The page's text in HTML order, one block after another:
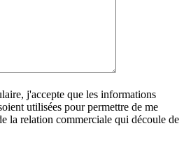
j'accepte que les informations
utilisées pour permettre de me
la relation commerciale qui découle de